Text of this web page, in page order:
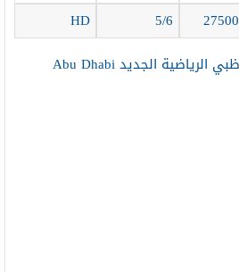
27500
5/6
HD
تردد قناة ابو ظبي الرياضية الجديد Abu Dhabi